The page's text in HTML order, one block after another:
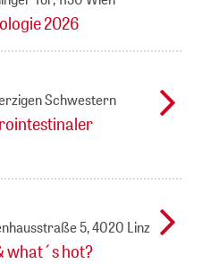
2026
Schwestern
5, 4020 Linz
what´s hot?